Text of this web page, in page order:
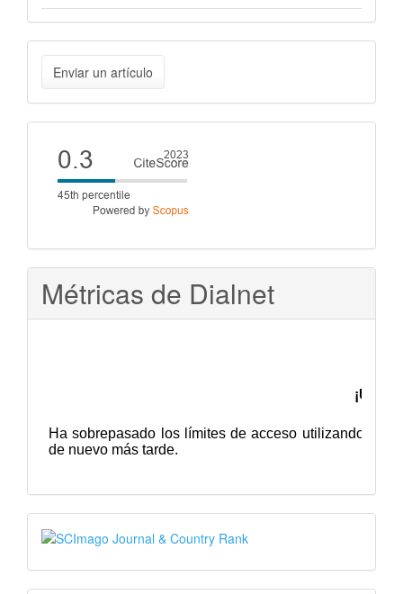
Enviar
un
artículo
Enviar un artículo
Cite
score
Métricas de Dialnet
SJR